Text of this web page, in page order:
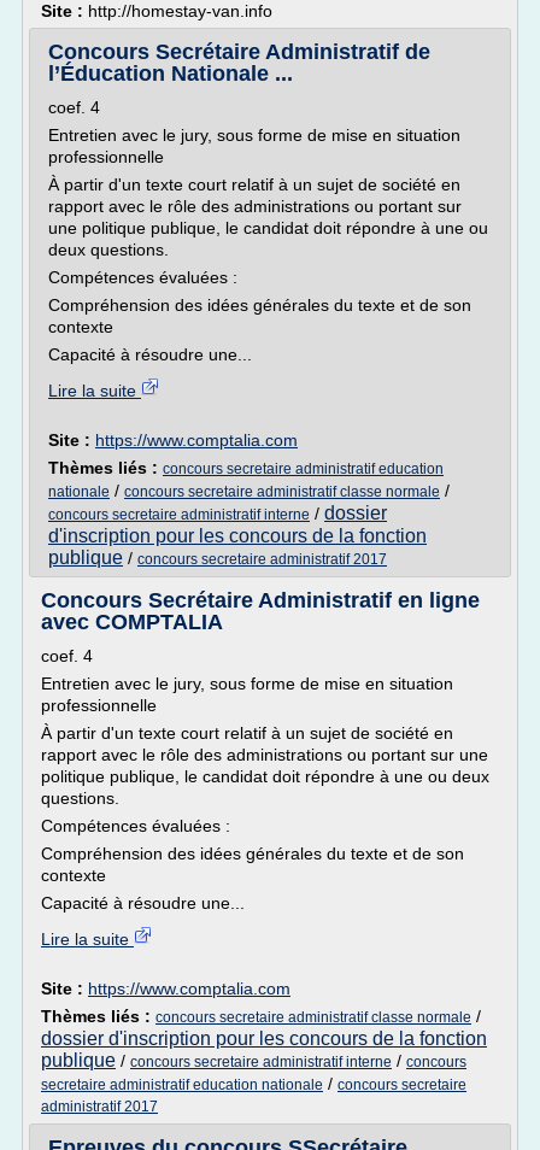
Site : http://homestay-van.info
Concours Secrétaire Administratif de
l’Éducation Nationale ...
coef. 4
Entretien avec le jury, sous forme de mise en situation
professionnelle
À partir d'un texte court relatif à un sujet de société en
rapport avec le rôle des administrations ou portant sur
une politique publique, le candidat doit répondre à une ou
deux questions.
Compétences évaluées :
Compréhension des idées générales du texte et de son
contexte
Capacité à résoudre une...
Lire la suite
Site : https://www.comptalia.com
Thèmes liés : concours secretaire administratif education
nationale / concours secretaire administratif classe normale /
concours secretaire administratif interne / dossier
d'inscription pour les concours de la fonction
publique / concours secretaire administratif 2017
Concours Secrétaire Administratif en ligne
avec COMPTALIA
coef. 4
Entretien avec le jury, sous forme de mise en situation
professionnelle
À partir d'un texte court relatif à un sujet de société en
rapport avec le rôle des administrations ou portant sur une
politique publique, le candidat doit répondre à une ou deux
questions.
Compétences évaluées :
Compréhension des idées générales du texte et de son
contexte
Capacité à résoudre une...
Lire la suite
Site : https://www.comptalia.com
Thèmes liés : concours secretaire administratif classe normale /
dossier d'inscription pour les concours de la fonction
publique / concours secretaire administratif interne / concours
secretaire administratif education nationale / concours secretaire
administratif 2017